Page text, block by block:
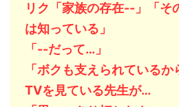
リク「家族の存在--」「そ
は知っている」
「--だって…」
「ボクも支えられているか
TVを見ている先生が…